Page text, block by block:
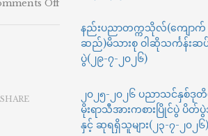
Offon
တက္ကသိုလ်(ကျောက်
ဆည်)
SHARE
နည်းပညာတက္ကသိုလ်(ကျောက်
ဆည်)မိသားစု ဝါဆိုသင်္ကန်းဆ
ပွဲ(၂၉-၇-၂၀၂၆)
၂၀၂၅-၂၀၂၆ ပညာသင်နှစ်
မိုးရာသီအားကစားပြိုင်ပွဲ ပိတ်ပွဲ
နှင့် ဆုရရှိသူများ(၂၃-၇-၂၀၂၆)